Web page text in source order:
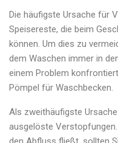
Die häufigste Ursache für
Speisereste, die beim
können. Um dies zu
dem Waschen immer in
einem Problem
Pömpel für Waschbecken.
Als zweithäufigste
ausgelöste